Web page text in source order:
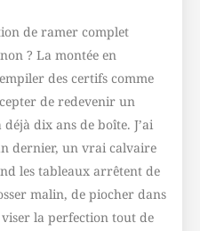
de ramer complet
? La montée en
des certifs comme
de redevenir un
dix ans de boîte. J’ai
dernier, un vrai calvaire
les tableaux arrêtent de
malin, de piocher dans
la perfection tout de